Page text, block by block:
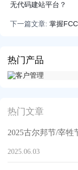
热门产品
热门文章
2025.06.03
无代码建站平台？
下一篇文章: 掌握